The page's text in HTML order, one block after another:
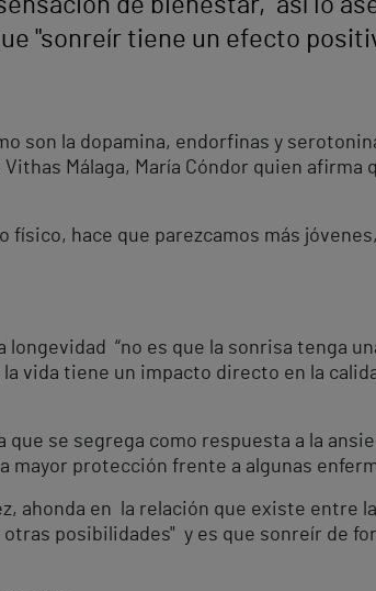
"sonreír tiene un efecto
son la dopamina, endorfinas y
Málaga, María Cóndor quien
hace que parezcamos más
“no es que la sonrisa tenga
vida tiene un impacto directo en la
se segrega como respuesta a la
protección frente a algunas
ahonda en la relación que existe entre
posibilidades" y es que sonreír de